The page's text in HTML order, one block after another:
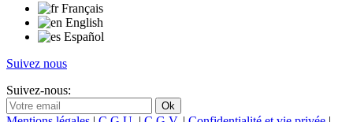
Français
English
Español
Suivez nous
Suivez-nous: